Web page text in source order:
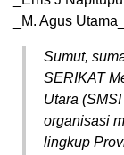
_M. Agus Utama_
Sumut,
SERIKAT
Utara
organisasi
lingkup